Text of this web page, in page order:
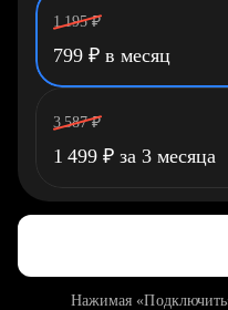
1 195 ₽
799 ₽ в месяц
3 587 ₽
1 499 ₽ за 3 месяца
Нажимая